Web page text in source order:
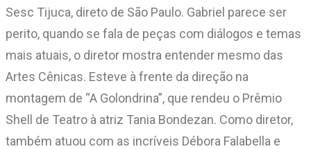
Sesc Tijuca, direto de São Paulo. Gabriel parece ser
perito, quando se fala de peças com diálogos e temas
mais atuais, o diretor mostra entender mesmo das
Artes Cênicas. Esteve à frente da direção na
montagem de “A Golondrina”, que rendeu o Prêmio
Shell de Teatro à atriz Tania Bondezan. Como diretor,
também atuou com as incríveis Débora Falabella e